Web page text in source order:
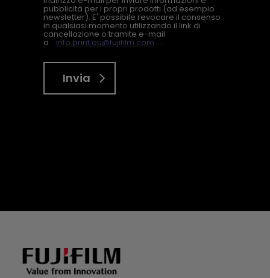
pubblicità per i propri prodotti (ad esempio
newsletter). E' possibile revocare il consenso
in qualsiasi momento utilizzando il link di
cancellazione o tramite e-mail
a info.print.eu@fujifilm.com .
Invia